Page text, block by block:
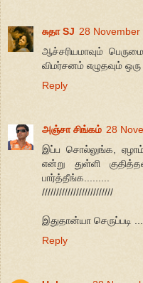
சுதா SJ 28
ஆச்சரியமாவும்
விமர்சனம் எழுதவும்
Reply
அஞ்சா சிங்கம் 28
இப்ப சொல்லுங்க,
என்று துள்ளி
பார்த்தீங்க.........
/////////////////////////
இதுதான்யா செருப்படி
Reply